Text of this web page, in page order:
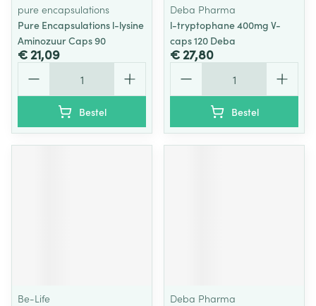
pure encapsulations
Pure Encapsulations l-lysine
Aminozuur Caps 90
€ 21,09
Bestel
Deba Pharma
l-tryptophane 400mg V-
caps 120 Deba
€ 27,80
Bestel
Be-Life
Deba Pharma